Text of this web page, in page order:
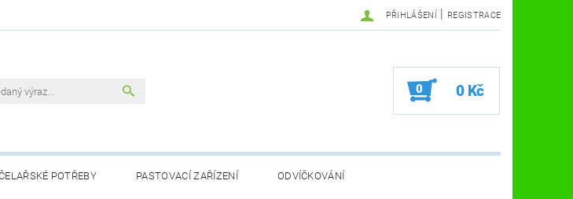
PŘIHLÁŠENÍ | REGISTRACE
0 0 Kč
POTŘEBY PASTOVACÍ ZAŘÍZENÍ ODVÍČKOVÁNÍ